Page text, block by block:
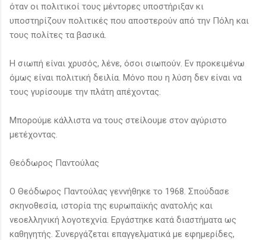
όταν οι πολιτικοί τους μέντορες υποστήριξαν κι
υποστηρίζουν πολιτικές που αποστερούν από την Πόλη και
τους πολίτες τα βασικά.
Η σιωπή είναι χρυσός, λένε, όσοι σιωπούν. Εν προκειμένω
όμως είναι πολιτική δειλία. Μόνο που η λύση δεν είναι να
τους γυρίσουμε την πλάτη απέχοντας.
Μπορούμε κάλλιστα να τους στείλουμε στον αγύριστο
μετέχοντας.
Θεόδωρος Παντούλας
Ο Θεόδωρος Παντούλας γεννήθηκε το 1968. Σπούδασε
σκηνοθεσία, ιστορία της ευρωπαϊκής ανατολής και
νεοελληνική λογοτεχνία. Εργάστηκε κατά διαστήματα ως
καθηγητής. Συνεργάζεται επαγγελματικά με εφημερίδες,